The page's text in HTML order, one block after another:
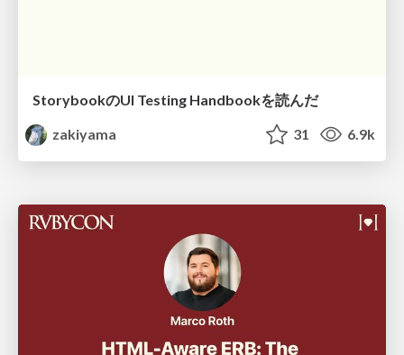
StorybookのUI Testing Handbookを読んだ
zakiyama
31 6.9k